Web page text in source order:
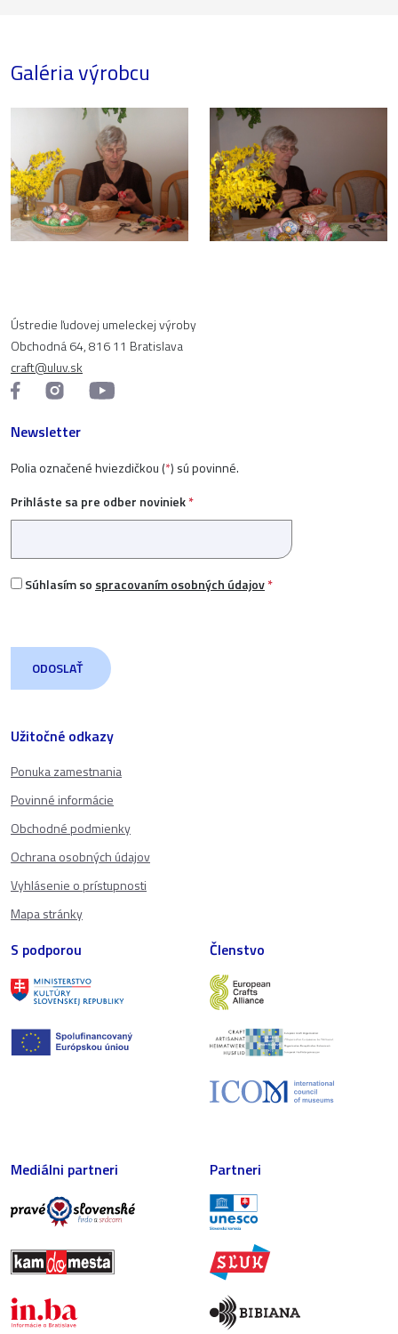
Galéria výrobcu
Užitočné odkazy
Ponuka zamestnania
Povinné informácie
Obchodné podmienky
Ochrana osobných údajov
Vyhlásenie o prístupnosti
Mapa stránky
Ústredie ľudovej umeleckej výroby
Obchodná 64, 816 11 Bratislava
craft@uluv.sk
Newsletter
Polia označené hviezdičkou (*) sú povinné.
Prihláste sa pre odber noviniek*
Súhlasím so spracovaním osobných údajov*
S podporou Členstvo
Mediálni partneri Partneri